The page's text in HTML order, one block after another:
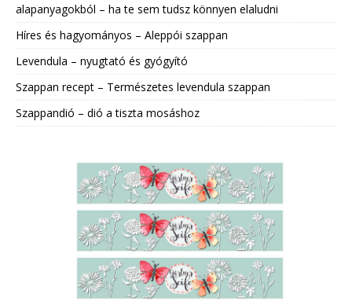
alapanyagokból – ha te sem tudsz könnyen elaludni
Híres és hagyományos – Aleppói szappan
Levendula – nyugtató és gyógyító
Szappan recept – Természetes levendula szappan
Szappandió – dió a tiszta mosáshoz